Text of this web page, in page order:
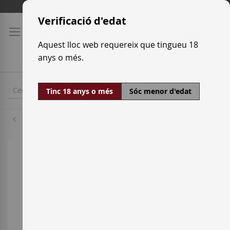
Skip
Content
Verificació d'edat
Aquest lloc web requereix que tingueu 18
anys o més.
Tinc 18 anys o més Sóc menor d'edat